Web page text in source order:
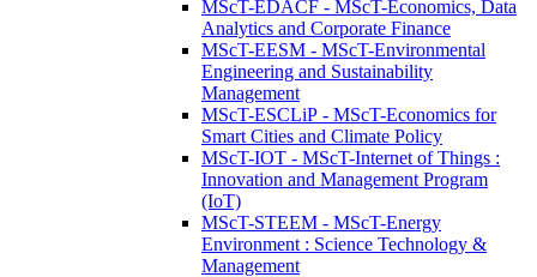
MScT-EDACF - MScT-Economics, Data
Analytics and Corporate Finance
MScT-EESM - MScT-Environmental
Engineering and Sustainability
Management
MScT-ESCLiP - MScT-Economics for
Smart Cities and Climate Policy
MScT-IOT - MScT-Internet of Things :
Innovation and Management Program
(IoT)
MScT-STEEM - MScT-Energy
Environment : Science Technology &
Management